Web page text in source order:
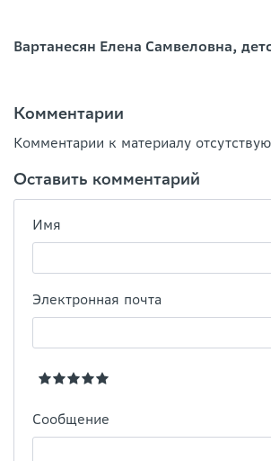
Вартанесян Елена Самвеловна,
Комментарии
Комментарии к материалу
Оставить комментарий
Имя
Электронная почта
Сообщение